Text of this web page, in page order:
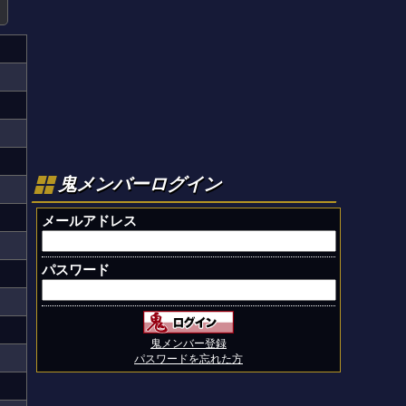
鬼メンバーログイン
メールアドレス
パスワード
鬼メンバー登録
パスワードを忘れた方